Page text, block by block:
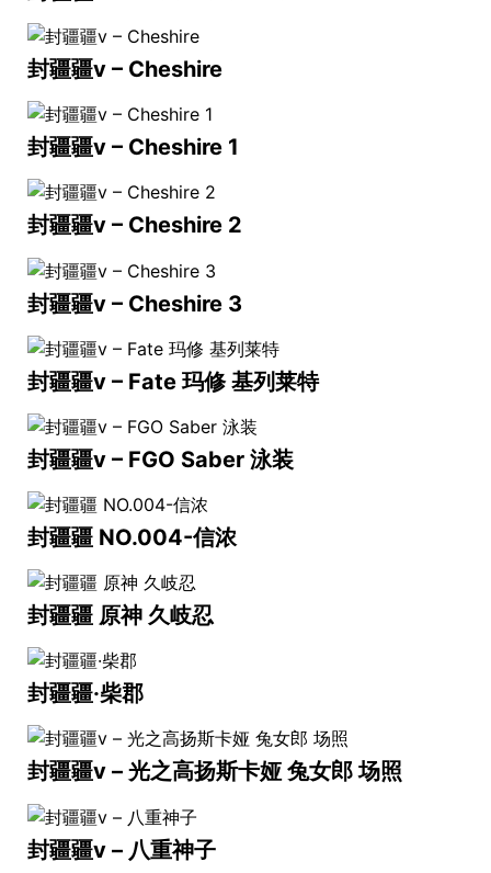
封疆疆v – Cheshire
封疆疆v – Cheshire 1
封疆疆v – Cheshire 2
封疆疆v – Cheshire 3
封疆疆v – Fate 玛修 基列莱特
封疆疆v – FGO Saber 泳装
封疆疆 NO.004-信浓
封疆疆 原神 久岐忍
封疆疆·柴郡
封疆疆v – 光之高扬斯卡娅 兔女郎 场照
封疆疆v – 八重神子